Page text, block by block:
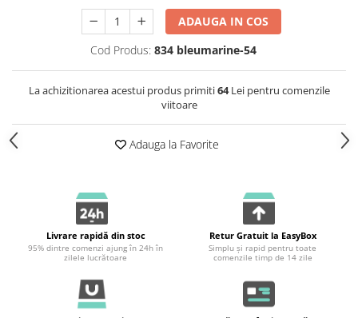
ADAUGA IN COS
Cod Produs: 834 bleumarine-54
La achizitionarea acestui produs primiti64Lei pentru comenzile
viitoare
Adauga la Favorite
Livrare rapidă din stoc
95% dintre comenzi ajung în 24h în
zilele lucrătoare
Retur Gratuit la EasyBox
Simplu și rapid pentru toate
comenzile timp de 14 zile